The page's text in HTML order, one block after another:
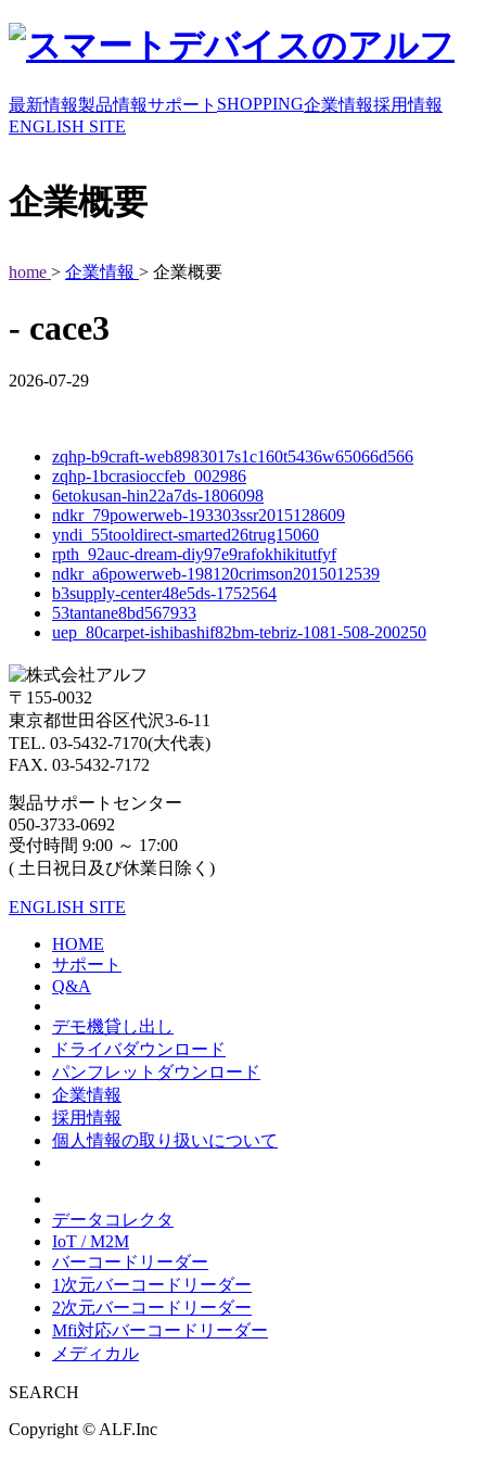
最新情報製品情報サポート SHOPPING企業情報採用情報
ENGLISH SITE
企業概要
home > 企業情報 > 企業概要
- cace3
2026-07-29
zqhp-b9craft-web8983017s1c160t5436w65066d566
zqhp-1bcrasioccfeb_002986
6etokusan-hin22a7ds-1806098
ndkr_79powerweb-193303ssr2015128609
yndi_55tooldirect-smarted26trug15060
rpth_92auc-dream-diy97e9rafokhikitutfyf
ndkr_a6powerweb-198120crimson2015012539
b3supply-center48e5ds-1752564
53tantane8bd567933
uep_80carpet-ishibashif82bm-tebriz-1081-508-200250
〒155-0032
東京都世田谷区代沢3-6-11
TEL. 03-5432-7170(大代表)
FAX. 03-5432-7172
製品サポートセンター
050-3733-0692
受付時間 9:00 ～ 17:00
( 土日祝日及び休業日除く)
ENGLISH SITE
HOME
サポート
Q&A
デモ機貸し出し
ドライバダウンロード
パンフレットダウンロード
企業情報
採用情報
個人情報の取り扱いについて
データコレクタ
IoT / M2M
バーコードリーダー
1次元バーコードリーダー
2次元バーコードリーダー
Mfi対応バーコードリーダー
メディカル
SEARCH
Copyright © ALF.Inc